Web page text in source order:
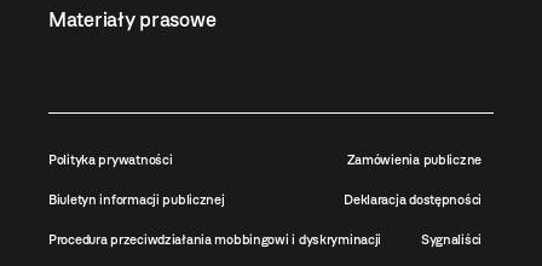
Materiały prasowe
Polityka prywatności Zamówienia publiczne
Biuletyn informacji publicznej Deklaracja dostępności
Procedura przeciwdziałania mobbingowi i dyskryminacji Sygnaliści